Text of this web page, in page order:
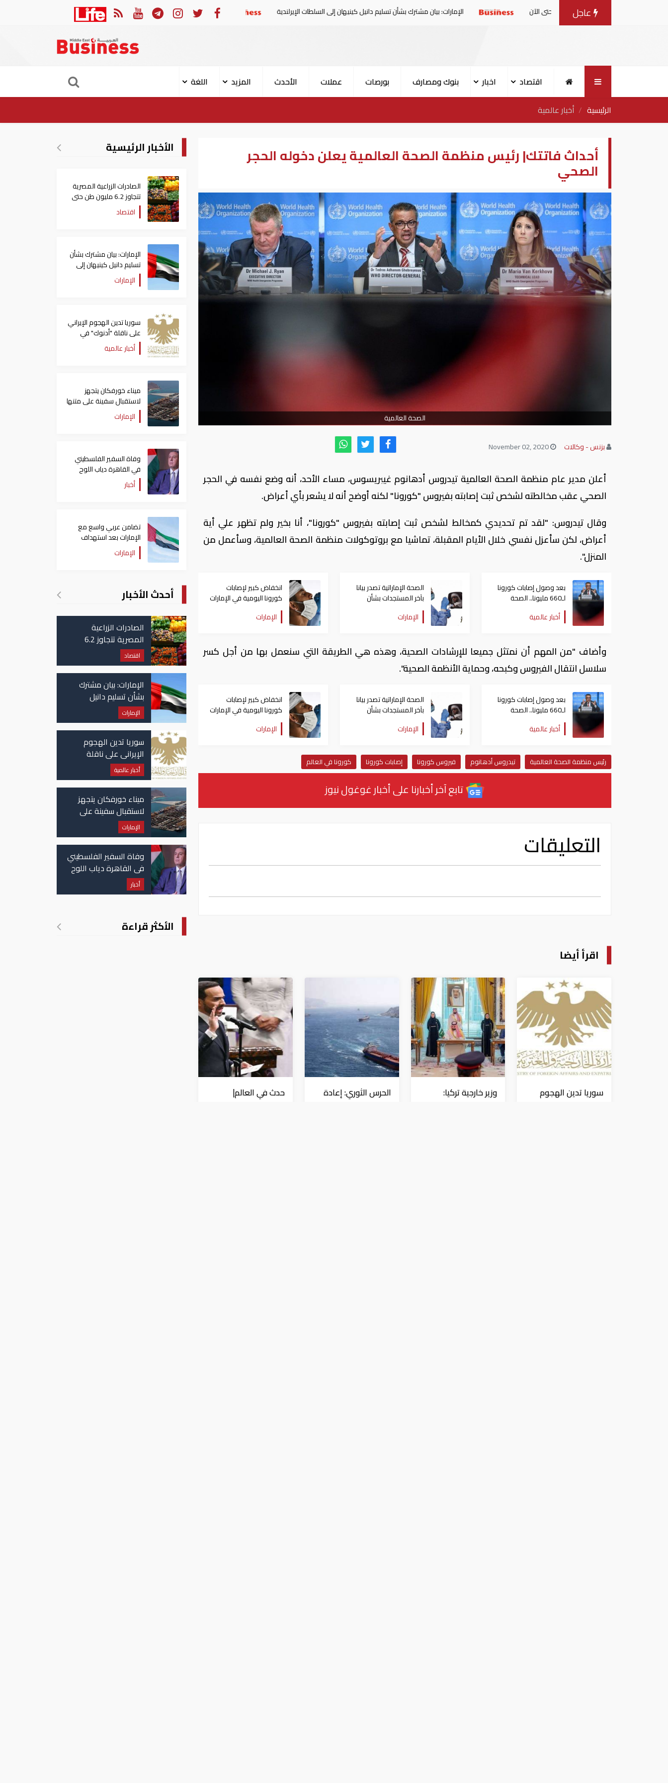
عاجل الإمارات: بيان مشترك بشأن تسليم دانيل كينيهان إلى السلطات الإيرلندية سوريا تدين الهجوم الإيراني على ناقلة "أدنوك" في مضيق هرمز ‏
اقتصاد اخبار بنوك ومصارف بورصات عملات الأحدث المزيد
اللغة
الرئيسية
أخبار عالمية
أحداث فاتتك| رئيس منظمة الصحة العالمية يعلن دخوله الحجر
الصحي
الصحة العالمية
بزنس - وكالات
أعلن مدير عام منظمة الصحة العالمية تيدروس أدهانوم غيبريسوس، مساء الأحد، أنه وضع نفسه في الحجر
الصحي عقب مخالطته لشخص ثبت إصابته بفيروس "كورونا" لكنه أوضح أنه لا يشعر بأي أعراض.
وقال تيدروس: "لقد تم تحديدي كمخالط لشخص ثبت إصابته بفيروس "كورونا"، أنا بخير ولم تظهر علي أية
أعراض، لكن سأعزل نفسي خلال الأيام المقبلة، تماشيا مع بروتوكولات منظمة الصحة العالمية، وسأعمل من
المنزل".
بعد وصول إصابات كورونا
لـ660 مليونا.. الصحة
العالمية تدعو الصين
للشفافية
أخبار عالمية
الصحة الإماراتية تصدر بيانا
بآخر المستجدات بشأن
فيروس كورونا
الإمارات
انخفاض كبير لإصابات
كورونا اليومية في الإمارات
(حصيلة الإثنين)
الإمارات
وأضاف "من المهم أن نمتثل جميعا للإرشادات الصحية، وهذه هي الطريقة التي سنعمل بها من أجل كسر
سلاسل انتقال الفيروس وكبحه، وحماية الأنظمة الصحية".
بعد وصول إصابات كورونا
لـ660 مليونا.. الصحة
العالمية تدعو الصين
للشفافية
أخبار عالمية
الصحة الإماراتية تصدر بيانا
بآخر المستجدات بشأن
فيروس كورونا
الإمارات
انخفاض كبير لإصابات
كورونا اليومية في الإمارات
(حصيلة الإثنين)
الإمارات
رئيس منظمة الصحة العالمية تيدروس أدهانوم فيروس كورونا إصابات كورونا كورونا في العالم
تابع آخر أخبارنا على أخبار غوغول نيوز
التعليقات
اقرأ أيضا
سوريا تدين الهجوم
وزير خارجية تركيا:
الحرس الثوري: إعادة
حدث في العالم|
الأخبار الرئيسية
الصادرات الزراعية المصرية
تتجاوز 6.2 مليون طن حتى
الآناقتصاد
الإمارات: بيان مشترك بشأن
تسليم دانيل كينيهان إلى
السلطات الإيرلندية
الإمارات
سوريا تدين الهجوم الإيراني
على ناقلة "أدنوك" في
مضيق هرمز ‏
أخبار عالمية
ميناء خورفكان يتجهز
لاستقبال سفينة على متنها
6068 سيارة صينيةالإمارات
وفاة السفير الفلسطيني
في القاهرة دياب اللوح
أخبار
تضامن عربي واسع مع
الإمارات بعد استهداف
ناقلة في مضيق هرمز
الإمارات
أحدث الأخبار
الصادرات الزراعية
المصرية تتجاوز 6.2
مليون طن حتى الآن
اقتصاد
الإمارات: بيان مشترك
بشأن تسليم دانيل
كينيهان إلى السلطات
الإيرلندية
الإمارات
سوريا تدين الهجوم
الإيراني على ناقلة
"أدنوك" في مضيق هرمز
أخبار عالمية
ميناء خورفكان يتجهز
لاستقبال سفينة على
متنها 6068 سيارة صينية
الإمارات
وفاة السفير الفلسطيني
في القاهرة دياب اللوح
أخبار
الأكثر قراءة